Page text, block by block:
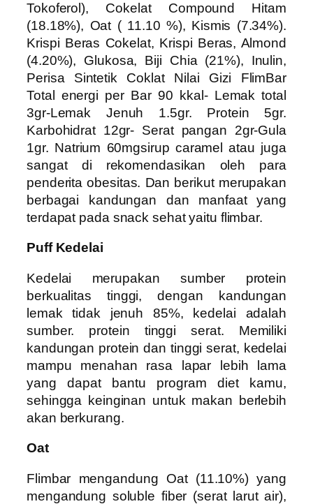
Tokoferol), Cokelat Compound Hitam
(18.18%), Oat ( 11.10 %), Kismis (7.34%).
Krispi Beras Cokelat, Krispi Beras, Almond
(4.20%), Glukosa, Biji Chia (21%), Inulin,
Perisa Sintetik Coklat Nilai Gizi FlimBar
Total energi per Bar 90 kkal- Lemak total
3gr-Lemak Jenuh 1.5gr. Protein 5gr.
Karbohidrat 12gr- Serat pangan 2gr-Gula
1gr. Natrium 60mgsirup caramel atau juga
sangat di rekomendasikan oleh para
penderita obesitas. Dan berikut merupakan
berbagai kandungan dan manfaat yang
terdapat pada snack sehat yaitu flimbar.
Puff Kedelai
Kedelai merupakan sumber protein
berkualitas tinggi, dengan kandungan
lemak tidak jenuh 85%, kedelai adalah
sumber. protein tinggi serat. Memiliki
kandungan protein dan tinggi serat, kedelai
mampu menahan rasa lapar lebih lama
yang dapat bantu program diet kamu,
sehingga keinginan untuk makan berlebih
akan berkurang.
Oat
Flimbar mengandung Oat (11.10%) yang
mengandung soluble fiber (serat larut air),